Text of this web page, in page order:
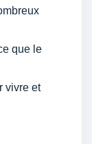
que le
vivre et